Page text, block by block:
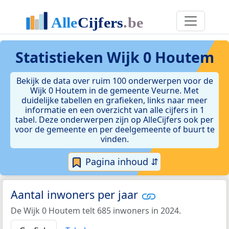
Statistieken Wijk 0 Houtem
Bekijk de data over ruim 100 onderwerpen voor de
Wijk 0 Houtem in de gemeente Veurne. Met
duidelijke tabellen en grafieken, links naar meer
informatie en een overzicht van alle cijfers in 1
tabel. Deze onderwerpen zijn op AlleCijfers ook per
voor de gemeente en per deelgemeente of buurt te
vinden.
Pagina inhoud ⇵
Aantal inwoners per jaar
De Wijk 0 Houtem telt 685 inwoners in 2024.